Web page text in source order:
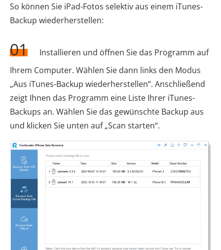
So können Sie iPad-Fotos selektiv aus einem iTunes-
Backup wiederherstellen:
01
Installieren und öffnen Sie das Programm auf
Ihrem Computer. Wählen Sie dann links den Modus
„Aus iTunes-Backup wiederherstellen“. Anschließend
zeigt Ihnen das Programm eine Liste Ihrer iTunes-
Backups an. Wählen Sie das gewünschte Backup aus
und klicken Sie unten auf „Scan starten“.